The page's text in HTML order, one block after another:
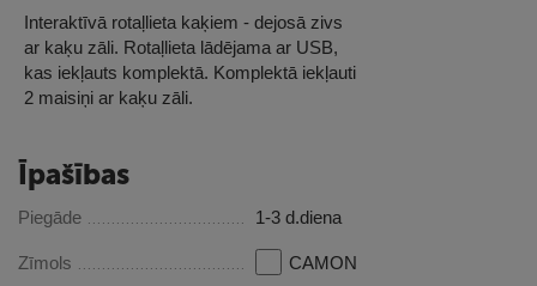
Interaktīvā rotaļlieta kaķiem - dejosā zivs
ar kaķu zāli. Rotaļlieta lādējama ar USB,
kas iekļauts komplektā. Komplektā iekļauti
2 maisiņi ar kaķu zāli.
Īpašības
Piegāde 1-3 d.diena
Zīmols CAMON